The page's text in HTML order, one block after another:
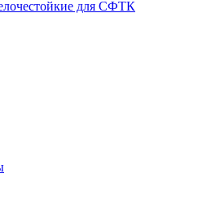
для СФТК